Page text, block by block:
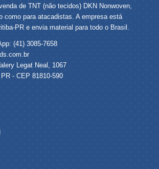
de TNT (não tecidos) DKN Nonwoven,
como para atacadistas. A empresa está
PR e envia material para todo o Brasil.
(41) 3085-7658
Legat Neal, 1067
- CEP 81810-590